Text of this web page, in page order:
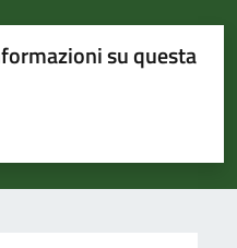
su questa
5